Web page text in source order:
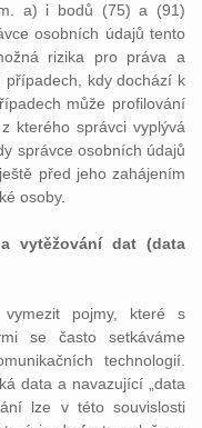
a) i bodů (75) a (91)
osobních údajů tento
rizika pro práva a
případech, kdy dochází k
může profilování
kterého správci vyplývá
správce osobních údajů
před jeho zahájením
osoby.
vytěžování dat (data
pojmy, které s
se často setkáváme
technologií.
data a navazující „data
lze v této souvislosti